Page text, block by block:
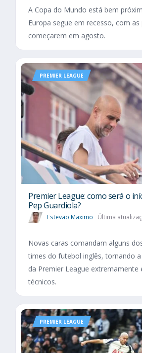
A Copa do Mundo está bem
Europa segue em recesso, com as
começarem em agosto.
PREMIER LEAGUE
Premier League: como será o
Pep Guardiola?
Estevão Maximo Última
Novas caras comandam alguns
times do futebol inglês, tornando
da Premier League extremamente
técnicos.
PREMIER LEAGUE